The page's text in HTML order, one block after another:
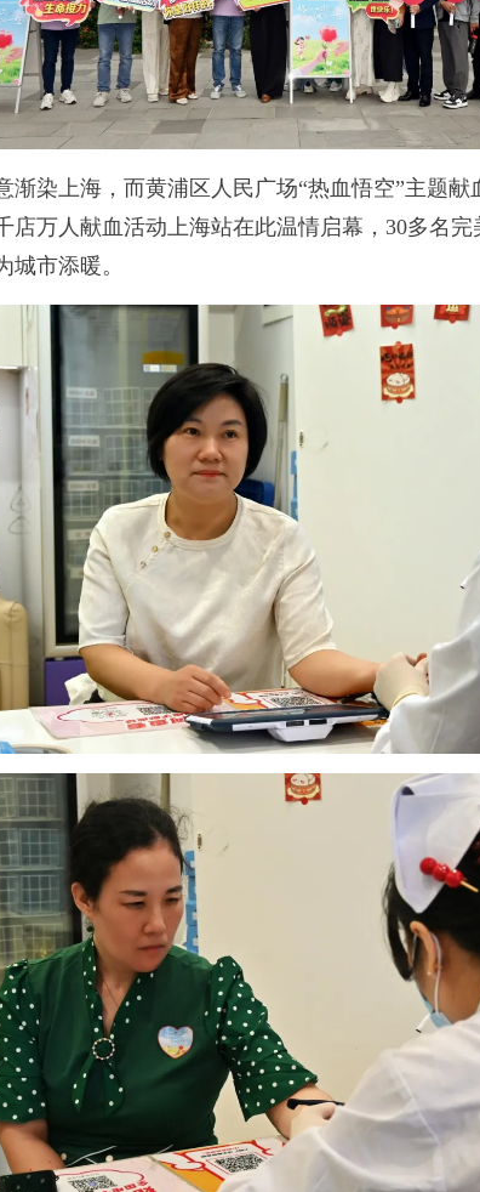
染上海，而黄浦区人民广场“热血悟空”主题献
店万人献血活动上海站在此温情启幕，30多名
城市添暖。